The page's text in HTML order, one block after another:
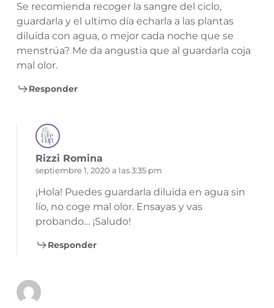
Se recomienda recoger la sangre del ciclo,
guardarla y el ultimo día echarla a las plantas
diluida con agua, o mejor cada noche que se
menstrúa? Me da angustia que al guardarla coja
mal olor.
Responder
Rizzi Romina
septiembre 1, 2020 a las 3:35 pm
¡Hola! Puedes guardarla diluida en agua sin
lío, no coge mal olor. Ensayas y vas
probando… ¡Saludo!
Responder